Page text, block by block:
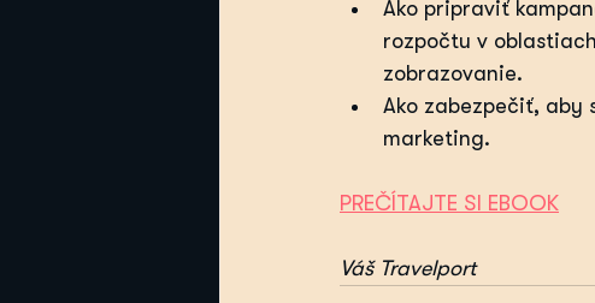
Ako pripraviť
rozpočtu v
zobrazovanie.
Ako zabezpečiť, aby
marketing.
PREČÍTAJTE SI EBOOK
Váš Travelport